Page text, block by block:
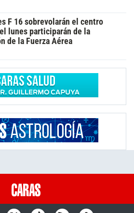
F 16 sobrevolarán el centro
lunes participarán de la
de la Fuerza Aérea